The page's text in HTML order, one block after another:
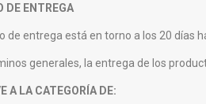
DE ENTREGA
de entrega está en torno a los 20 días
generales, la entrega de los
A LA CATEGORÍA DE: